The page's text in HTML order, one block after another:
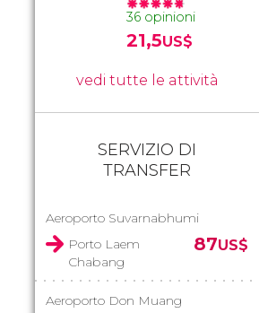
36 opinioni
21,5US$
vedi tutte le attività
SERVIZIO DI
TRANSFER
Aeroporto Suvarnabhumi
Porto Laem
Chabang
87US$
Aeroporto Don Muang